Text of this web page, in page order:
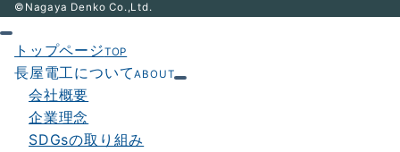
©Nagaya Denko Co.,Ltd.
トップページTOP
長屋電工についてABOUT
会社概要
企業理念
SDGsの取り組み